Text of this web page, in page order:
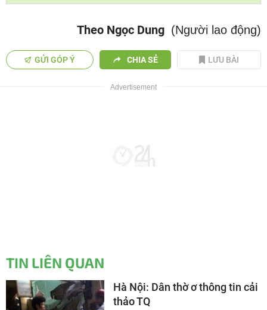
Theo Ngọc Dung (Người lao động)
GỬI GÓP Ý CHIA SẺ LƯU BÀI
TIN LIÊN QUAN
Hà Nội: Dân thờ ơ thông tin cải
thảo TQ